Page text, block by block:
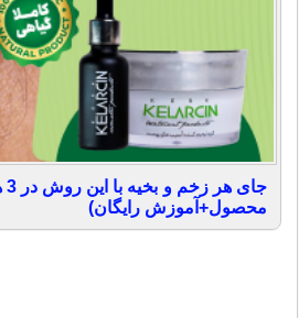
محصول+آموزش رایگان)